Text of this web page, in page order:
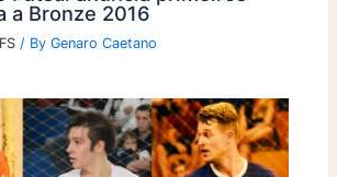
a Bronze 2016
/ ByGenaro Caetano